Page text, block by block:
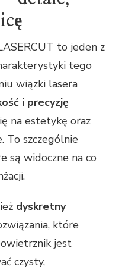
to jeden z
tego
wiązki lasera
i precyzję
na estetykę oraz
To szczególnie
są widoczne na co
dyskretny
które
jest
czysty,